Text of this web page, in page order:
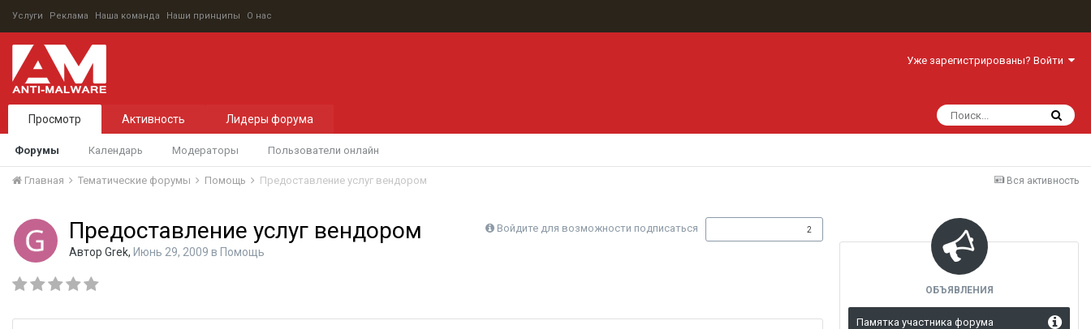
Услуги Реклама Наша команда Наши принципы О нас
Уже зарегистрированы? Войти
Просмотр
Форумы Календарь Модераторы Пользователи онлайн
Активность Лидеры форума
Вся активность
Главная Тематические форумы Помощь Предоставление услуг вендором
Войдите для возможности подписаться 2
Предоставление услуг вендором
Автор Grek, Июнь 29, 2009 в Помощь
ОБЪЯВЛЕНИЯ
Памятка участника форума